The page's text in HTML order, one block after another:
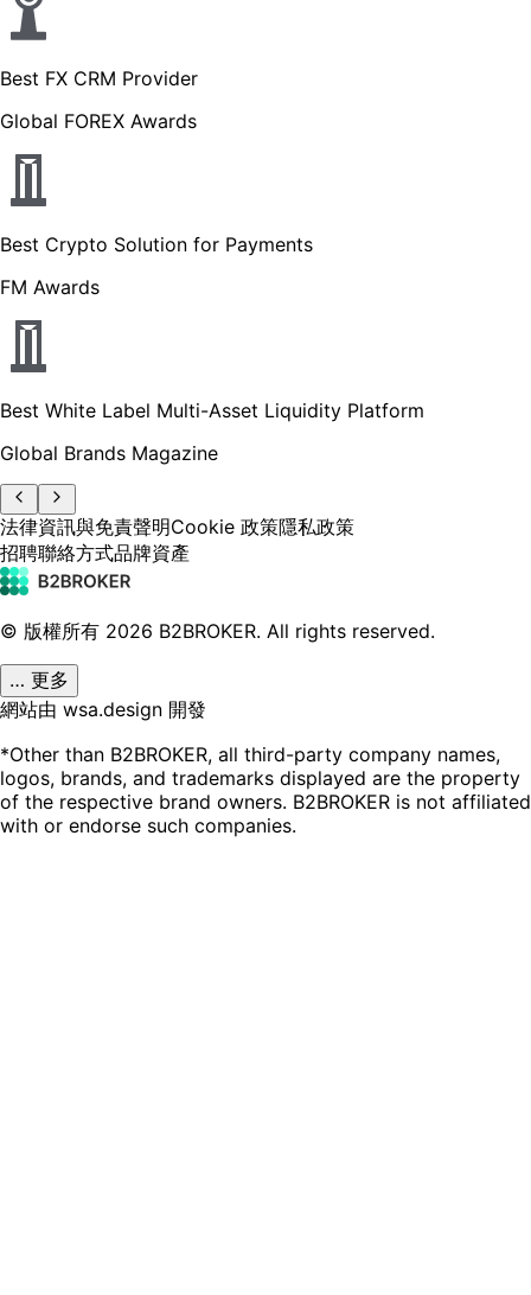
Best FX CRM Provider
Global FOREX Awards
Best Crypto Solution for Payments
FM Awards
Best White Label Multi-Asset Liquidity Platform
Global Brands Magazine
法律資訊與免責聲明Cookie 政策隱私政策
招聘聯絡方式品牌資產
© 版權所有 2026 B2BROKER. All rights reserved.
… 更多
網站由 wsa.design 開發
*Other than B2BROKER, all third-party company names,
logos, brands, and trademarks displayed are the property
of the respective brand owners. B2BROKER is not affiliated
with or endorse such companies.